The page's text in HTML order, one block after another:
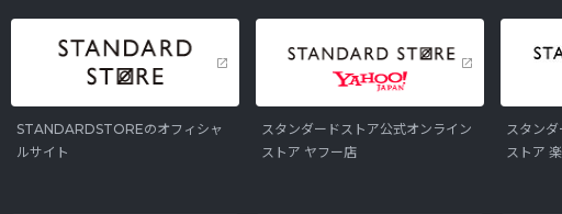
STANDARDSTOREのオフィシャ
ルサイト
スタンダードストア公式オンライン
ストア ヤフー店
スタン
ストア